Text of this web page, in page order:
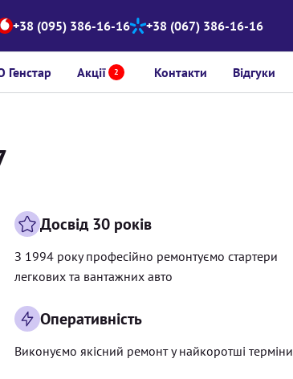
+38 (095) 386-16-16 +38 (067) 386-16-16
Акції 2 Контакти Відгуки
Досвід 30 років
З 1994 року професійно ремонтуємо стартери
легкових та вантажних авто
Оперативність
Виконуємо якісний ремонт у найкоротші терміни